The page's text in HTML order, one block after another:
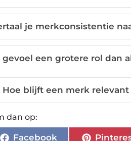
je merkconsistentie
gevoel een grotere rol dan
Hoe blijft een merk
dan op:
Facebook